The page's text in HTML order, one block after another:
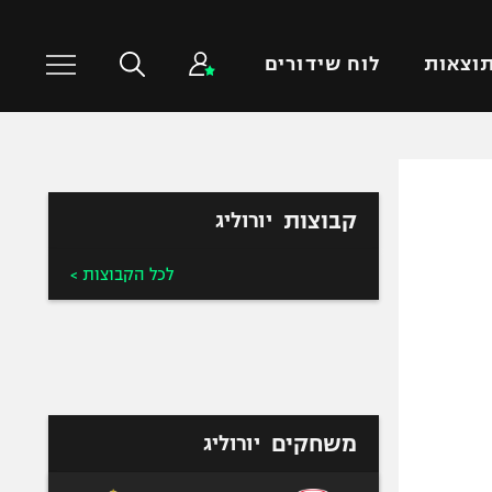
תוצאות לוח שידורים
טניס
קבוצות יורוליג
לכל הקבוצות >
משחקים יורוליג